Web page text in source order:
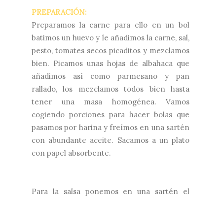
PREPARACIÓN:
Preparamos la carne para ello en un bol
batimos un huevo y le añadimos la carne, sal,
pesto, tomates secos picaditos y mezclamos
bien. Picamos unas hojas de albahaca que
añadimos así como parmesano y pan
rallado, los mezclamos todos bien hasta
tener una masa homogénea. Vamos
cogiendo porciones para hacer bolas que
pasamos por harina y freímos en una sartén
con abundante aceite. Sacamos a un plato
con papel absorbente.
Para la salsa ponemos en una sartén el